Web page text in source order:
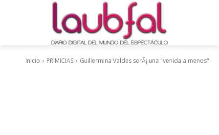
Inicio PRIMICIAS Guillermina Valdes serÃ¡ una "venida a menos"